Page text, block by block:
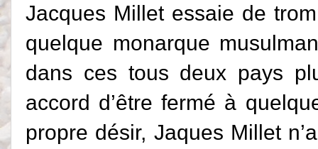
Jacques Millet essaie de
quelque monarque
dans ces tous deux pays
accord d’être fermé à
propre désir, Jaques Millet